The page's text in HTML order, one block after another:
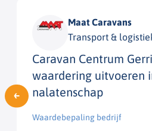
Maat Caravans
Transport &
Caravan Centrum
waardering uitvoeren
nalatenschap
Waardebepaling bedrijf​